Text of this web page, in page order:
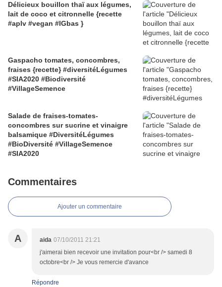
Délicieux bouillon thaï aux légumes,
lait de coco et citronnelle {recette
#aplv #vegan #IGbas }
Gaspacho tomates, concombres,
fraises {recette} #diversitéLégumes
#SIA2020 #Biodiversité
#VillageSemence
Salade de fraises-tomates-
concombres sur sucrine et vinaigre
balsamique #DiversitéLégumes
#BioDiversité #VillageSemence
#SIA2020
Commentaires
Ajouter un commentaire
A aida 07/10/2011 21:21
j'aimerai bien recevoir une invitation pour<br /> samedi 8
octobre<br /> Je vous remercie d'avance
Répondre